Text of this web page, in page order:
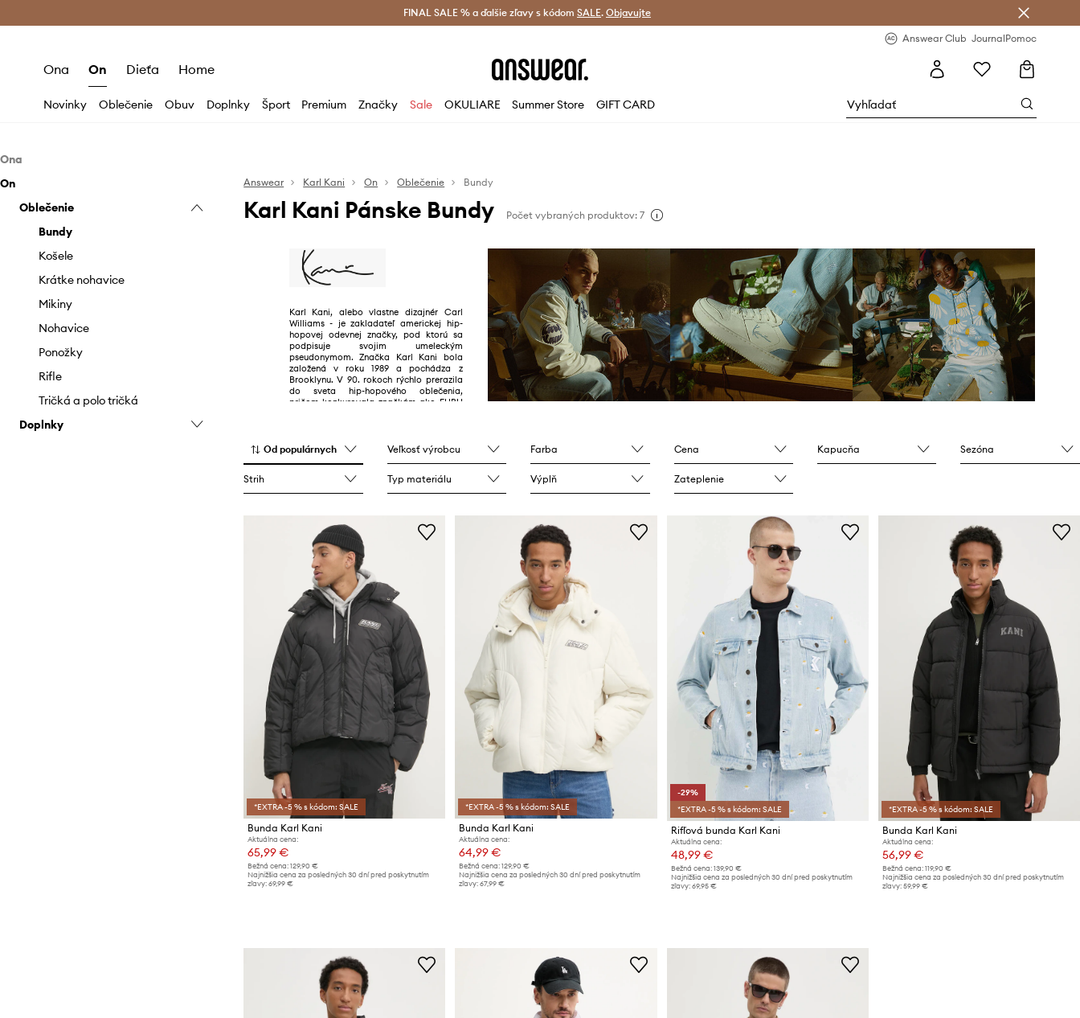
Bezplatná doprava od 60 € > Doručenie aj do 24 h >
FINAL SALE % a ďalšie zľavy s kódom SALE. Objavujte
Answear Club JournalPomoc
Ona On Dieťa Home
Novinky Oblečenie Obuv Doplnky Šport Premium Značky Sale OKULIARE Summer Store GIFT CARD
Ona
Bundy
Krátke nohavice
Mikiny
Nohavice a legíny
Rifle
Sukne
Šaty
Topy a tričká
Obuv
Sneakers
Doplnky
Čiapky a klobúky
On
Oblečenie
Bundy
Košele
Krátke nohavice
Mikiny
Nohavice
Ponožky
Rifle
Tričká a polo tričká
Doplnky
Answear Karl Kani On Oblečenie Bundy
Karl Kani Pánske Bundy Počet vybraných produktov: 7
Karl Kani, alebo vlastne dizajnér Carl
Williams - je zakladateľ americkej hip-
hopovej odevnej značky, pod ktorú sa
podpisuje svojim umeleckým
pseudonymom. Značka Karl Kani bola
založená v roku 1989 a pochádza z
Brooklynu. V 90. rokoch rýchlo prerazila
do sveta hip-hopového oblečenia,
pričom konkurovala značkám ako FUBU
Od populárnych Veľkosť výrobcu Farba Cena Kapucňa Sezóna
Strih Typ materiálu Výplň Zateplenie
*EXTRA -5 % s kódom: SALE
Bunda Karl Kani
Aktuálna cena:
65,99 €
Bežná cena: 129,90 €
Najnižšia cena za posledných 30 dní pred poskytnutím
zľavy: 69,99 €
*EXTRA -5 % s kódom: SALE
Bunda Karl Kani
Aktuálna cena:
64,99 €
Bežná cena: 129,90 €
Najnižšia cena za posledných 30 dní pred poskytnutím
zľavy: 67,99 €
-29%
*EXTRA -5 % s kódom: SALE
Rifľová bunda Karl Kani
Aktuálna cena:
48,99 €
Bežná cena: 139,90 €
Najnižšia cena za posledných 30 dní pred poskytnutím
zľavy: 69,95 €
*EXTRA -5 % s kódom: SALE
Bunda Karl Kani
Aktuálna cena:
56,99 €
Bežná cena: 119,90 €
Najnižšia cena za posledných 30 dní pred poskytnutím
zľavy: 59,99 €